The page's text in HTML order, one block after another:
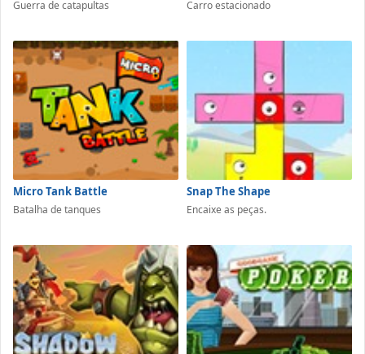
Guerra de catapultas Carro estacionado
Micro Tank Battle
Batalha de tanques
Snap The Shape
Encaixe as peças.